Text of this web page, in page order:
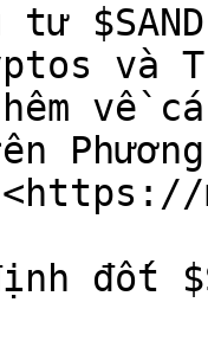
tư
và
về
đốt